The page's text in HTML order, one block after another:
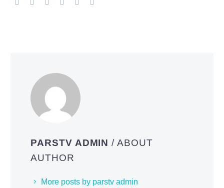
PARSTV ADMIN/ ABOUT
AUTHOR
More posts by parstv admin